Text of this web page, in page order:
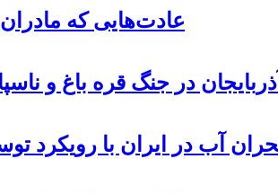
عادت‌هایی که
در جنگ قره باغ و
آب در ایران با رویکرد